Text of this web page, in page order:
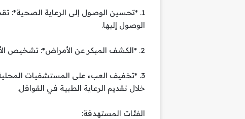
1. *تحسين الوصول إلى الرعاية الصحية*:
الوصول إليها.
2. *الكشف المبكر عن الأمراض*: تشخيص الأمراض في مراحلها المبكرة لتقديم العلاج المناسب.
3. *تخفيف العبء على المستشفيات
خلال تقديم الرعاية الطبية في القوافل.
الفئات المستهدفة: